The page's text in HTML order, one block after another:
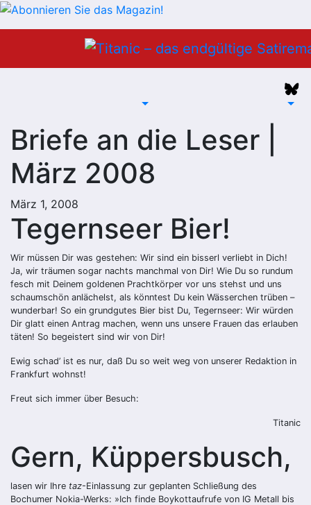
Briefe an die Leser |
März 2008
März 1, 2008
Tegernseer Bier!
Wir müssen Dir was gestehen: Wir sind ein bisserl verliebt in Dich!
Ja, wir träumen sogar nachts manchmal von Dir! Wie Du so rundum
fesch mit Deinem goldenen Prachtkörper vor uns stehst und uns
schaumschön anlächelst, als könntest Du kein Wässerchen trüben –
wunderbar! So ein grundgutes Bier bist Du, Tegernseer: Wir würden
Dir glatt einen Antrag machen, wenn uns unsere Frauen das erlauben
täten! So begeistert sind wir von Dir!
Ewig schad’ ist es nur, daß Du so weit weg von unserer Redaktion in
Frankfurt wohnst!
Freut sich immer über Besuch:
Titanic
Gern, Küppersbusch,
lasen wir Ihre taz-Einlassung zur geplanten Schließung des
Bochumer Nokia-Werks: »Ich finde Boykottaufrufe von IG Metall bis